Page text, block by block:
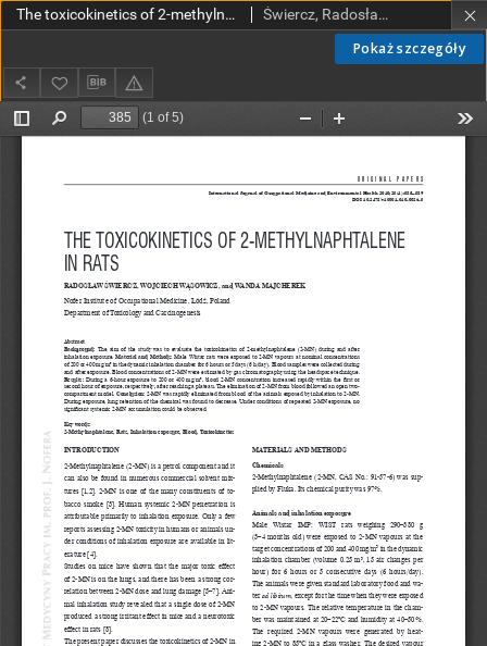
Pokaż szczegóły
The toxicokinetics of 2-methylnaphtalene in rats Świercz, Radosław; Wąsowicz, Wojciech; Majcherek, Wanda